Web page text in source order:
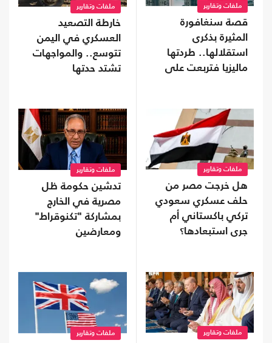
ملفات وتقارير
قصة سنغافورة
المثيرة بذكرى
استقلالها.. طردتها
ماليزيا فتربعت على
ملفات وتقارير
خارطة التصعيد
العسكري في اليمن
تتوسع.. والمواجهات
تشتد حدتها
ملفات وتقارير
هل خرجت مصر من
حلف عسكري سعودي
تركي باكستاني أم
جرى استبعادها؟
ملفات وتقارير
تدشين حكومة ظل
مصرية في الخارج
بمشاركة "تكنوقراط"
ومعارضين
ملفات وتقارير ملفات وتقارير